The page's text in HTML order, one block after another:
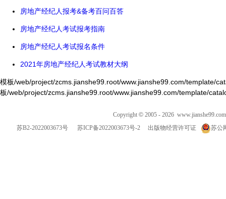
房地产经纪人报考&备考百问百答
房地产经纪人考试报考指南
房地产经纪人考试报名条件
2021年房地产经纪人考试教材大纲
模板/web/project/zcms.jianshe99.root/www.jianshe99.com/template/
板/web/project/zcms.jianshe99.root/www.jianshe99.com/template/
Copyright © 2005 - 2026 www.jianshe99.com
苏B2-2022003673号 苏ICP备2022003673号-2 出版物经营许可证 苏公